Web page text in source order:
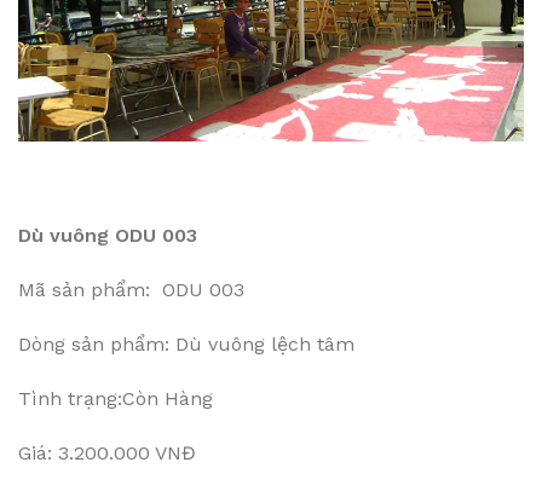
Dù vuông ODU 003
Mã sản phẩm: ODU 003
Dòng sản phẩm: Dù vuông lệch tâm
Tình trạng:Còn Hàng
Giá: 3.200.000 VNĐ